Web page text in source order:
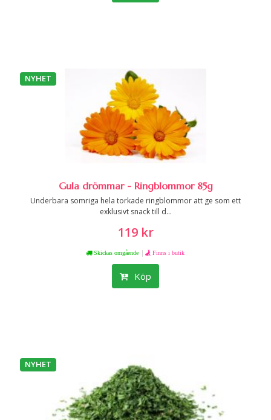
NYHET
Gula drömmar - Ringblommor 85g
Underbara somriga hela torkade ringblommor att ge som ett
exklusivt snack till d...
119 kr
Skickas omgående | Finns i butik
Köp
NYHET